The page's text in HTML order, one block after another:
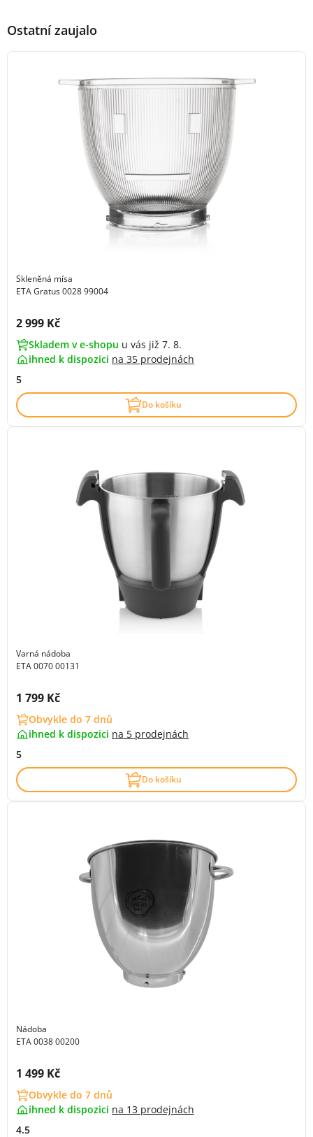
Ostatní zaujalo
Skleněná mísa
ETA Gratus 0028 99004
Cena s DPH:
2 999 Kč
Skladem v e-shopu u vás již 7. 8.
ihned k dispozici na 35 prodejnách
5
Do košíku
Varná nádoba
ETA 0070 00131
Cena s DPH:
1 799 Kč
Obvykle do 7 dnů
ihned k dispozici na 5 prodejnách
5
Do košíku
Nádoba
ETA 0038 00200
Cena s DPH:
1 499 Kč
Obvykle do 7 dnů
ihned k dispozici na 13 prodejnách
4.5